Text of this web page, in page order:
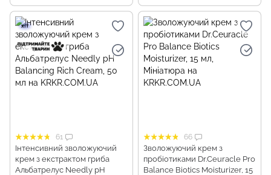
61
Інтенсивний зволожуючий
крем з екстрактом гриба
Альбатрелус Needly pH
66
Зволожуючий крем з
пробіотиками Dr.Ceuracle Pro
Balance Biotics Moisturizer, 15